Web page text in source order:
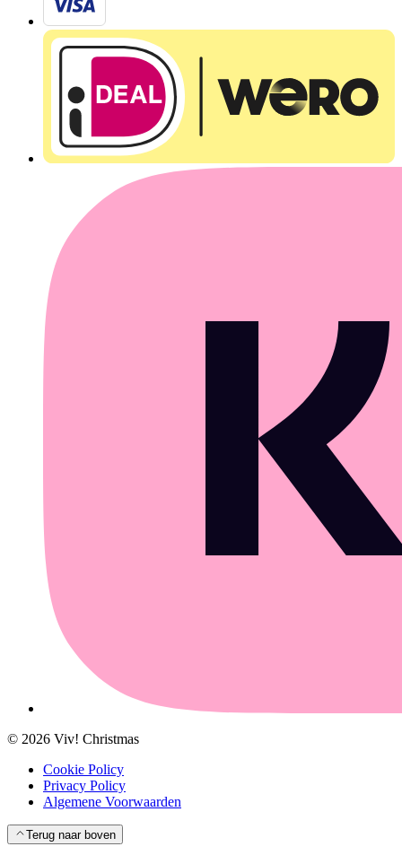
© 2026 Viv! Christmas
Cookie Policy
Privacy Policy
Algemene Voorwaarden
Terug naar boven